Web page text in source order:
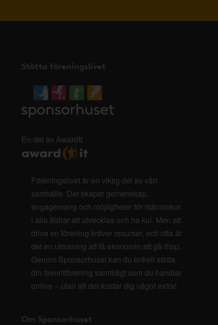
Stötta föreningslivet
En del av AwardIt
Föreningslivet är en viktig del av vårt
samhälle. Det skapar gemenskap,
engagemang och möjligheter för människor
i alla åldrar att utvecklas och ha kul. Men att
driva en förening kräver resurser, och ofta är
det en utmaning att få ekonomin att gå ihop.
Genom Sponsorhuset kan du enkelt stötta
din favoritförening samtidigt som du handlar
online – utan att det kostar dig något extra!
Om Sponsorhuset